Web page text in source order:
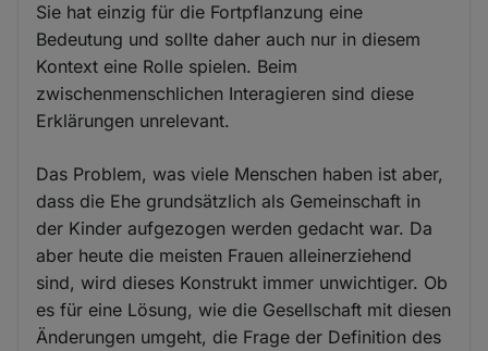
Sie hat einzig für die Fortpflanzung eine
Bedeutung und sollte daher auch nur in diesem
Kontext eine Rolle spielen. Beim
zwischenmenschlichen Interagieren sind diese
Erklärungen unrelevant.
Das Problem, was viele Menschen haben ist aber,
dass die Ehe grundsätzlich als Gemeinschaft in
der Kinder aufgezogen werden gedacht war. Da
aber heute die meisten Frauen alleinerziehend
sind, wird dieses Konstrukt immer unwichtiger. Ob
es für eine Lösung, wie die Gesellschaft mit diesen
Änderungen umgeht, die Frage der Definition des